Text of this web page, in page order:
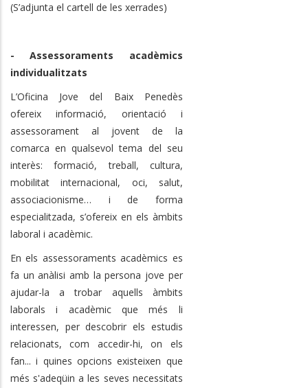
(S’adjunta el cartell de les xerrades)
- Assessoraments acadèmics
individualitzats
L’Oficina Jove del Baix Penedès
ofereix informació, orientació i
assessorament al jovent de la
comarca en qualsevol tema del seu
interès: formació, treball, cultura,
mobilitat internacional, oci, salut,
associacionisme… i de forma
especialitzada, s’ofereix en els àmbits
laboral i acadèmic.
En els assessoraments acadèmics es
fa un anàlisi amb la persona jove per
ajudar-la a trobar aquells àmbits
laborals i acadèmic que més li
interessen, per descobrir els estudis
relacionats, com accedir-hi, on els
fan... i quines opcions existeixen que
més s'adeqüin a les seves necessitats